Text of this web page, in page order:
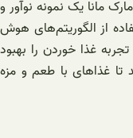
مانا یک نمونه نوآور و
از الگوریتم‌های هوش
غذا خوردن را بهبود
تا غذاهای با طعم و مزه